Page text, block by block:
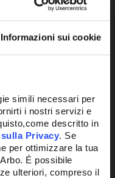
Informazioni sui cookie
simili necessari per
i nostri servizi e
descritto in
Privacy. Se
per ottimizzare la tua
É possibile
ulteriori, compreso il
EMBRACO